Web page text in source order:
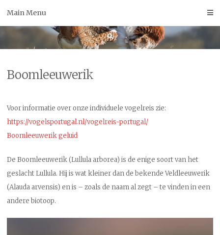
Main Menu
Boomleeuwerik
Voor informatie over onze individuele vogelreis zie:
https://vogelsportugal.nl/vogelreis-portugal/
Boomleeuwerik geluid
De Boomleeuwerik (Lullula arborea) is de enige soort van het
geslacht Lullula. Hij is wat kleiner dan de bekende Veldleeuwerik
(Alauda arvensis) en is – zoals de naam al zegt – te vinden in een
andere biotoop.